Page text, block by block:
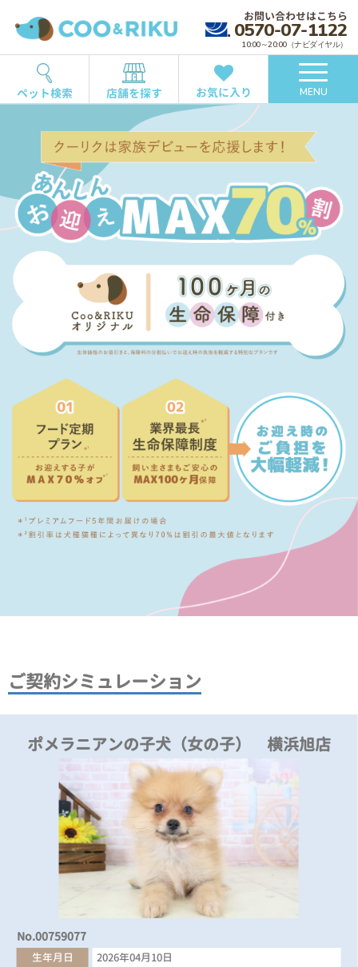
お問い合わせはこちら
0570-07-1122
10:00～20:00（ナビダイヤル）
ペット検索 店舗を探す お気に入り MENU
ご契約シミュレーション
ポメラニアンの子犬（女の子） 横浜旭店
No.00759077
生年月日
2026年04月10日